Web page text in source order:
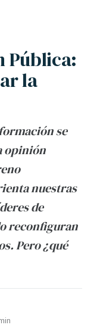
Pública:
la
se
opinión
nuestras
de
reconfiguran
Pero ¿qué